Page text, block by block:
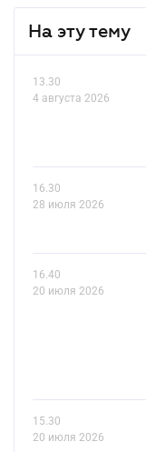
На эту тему
13.30
4 августа 2026
16.30
28 июля 2026
16.40
20 июля 2026
15.30
20 июля 2026